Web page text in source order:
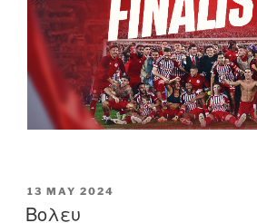
POSTED
ON
13 MAY 2024
Βολευ